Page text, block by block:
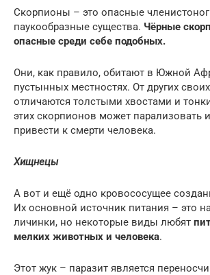
Скорпионы – это опасные
паукообразные существа. Чёрные
опасные среди себе подобных.
Они, как правило, обитают в Южной
пустынных местностях. От других
отличаются толстыми хвостами и
этих скорпионов может парализовать
привести к смерти человека.
Хищнецы
А вот и ещё одно кровососущее
Их основной источник питания – это
личинки, но некоторые виды любят
мелких животных и человека.
Этот жук – паразит является